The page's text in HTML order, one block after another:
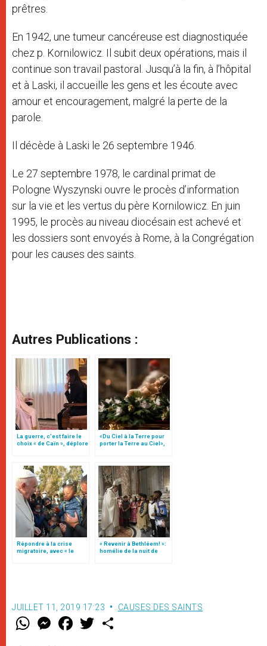
prêtres.
En 1942, une tumeur cancéreuse est diagnostiquée
chez p. Kornilowicz. Il subit deux opérations, mais il
continue son travail pastoral. Jusqu’à la fin, à l’hôpital
et à Laski, il accueille les gens et les écoute avec
amour et encouragement, malgré la perte de la
parole.
Il décède à Laski le 26 septembre 1946.
Le 27 septembre 1978, le cardinal primat de
Pologne Wyszynski ouvre le procès d’information
sur la vie et les vertus du père Kornilowicz. En juin
1995, le procès au niveau diocésain est achevé et
les dossiers sont envoyés à Rome, à la Congrégation
pour les causes des saints.
Autres Publications :
La guerre, c’est faire le
choix « de Caïn », déplore
«Du Ciel à la Terre pour
porter la Terre au Ciel»,
Répondre à la crise
migratoire, avec « le
« Revenir à Bethléem! »:
homélie de la nuit de
Noël (texte complet)
JUILLET 11, 2019 17:23 CAUSES DES SAINTS
W M
e
F
a w